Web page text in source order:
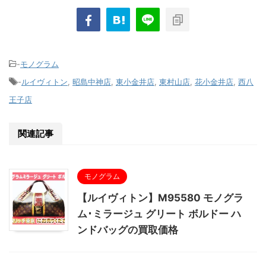
-モノグラム
-ルイヴィトン 昭島中神店 東小金井店 東村山店 花小金井店 西八
王子店
関連記事
モノグラム
【ルイヴィトン】M95580 モノグラ
ム･ミラージュ グリート ボルドー ハ
ンドバッグの買取価格